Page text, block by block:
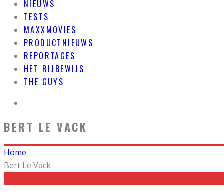
NIEUWS
TESTS
MAXXMOVIES
PRODUCTNIEUWS
REPORTAGES
HET RIJBEWIJS
THE GUYS
BERT LE VACK
Home
Bert Le Vack